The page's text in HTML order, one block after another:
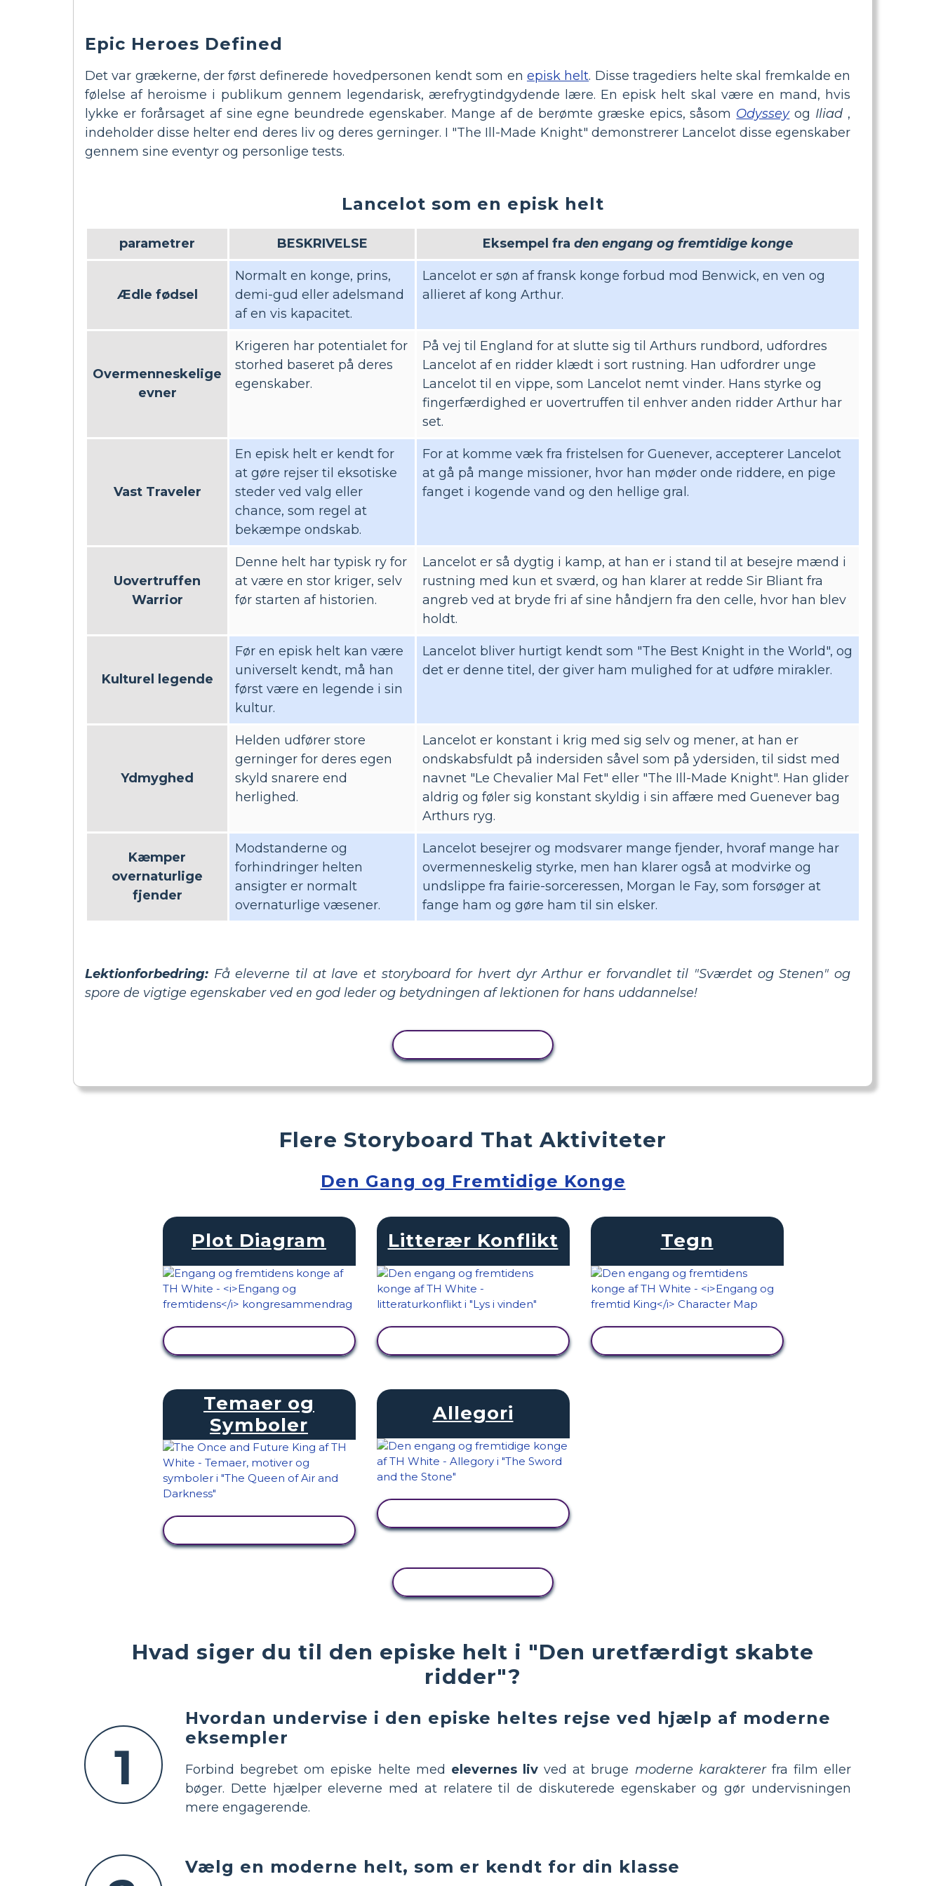
Epic Heroes Defined
Det var grækerne, der først definerede hovedpersonen kendt som en episk helt. Disse tragediers helte skal fremkalde en
følelse af heroisme i publikum gennem legendarisk, ærefrygtindgydende lære. En episk helt skal være en mand, hvis
lykke er forårsaget af sine egne beundrede egenskaber. Mange af de berømte græske epics, såsom Odysseyog Iliad ,
indeholder disse helter end deres liv og deres gerninger. I "The Ill-Made Knight" demonstrerer Lancelot disse egenskaber
gennem sine eventyr og personlige tests.
Lancelot som en episk helt
parametrer BESKRIVELSE Eksempel fra den engang og fremtidige konge
Ædle fødsel
Normalt en konge, prins,
demi-gud eller adelsmand
af en vis kapacitet.
Lancelot er søn af fransk konge forbud mod Benwick, en ven og
allieret af kong Arthur.
Overmenneskelige
evner
Krigeren har potentialet for
storhed baseret på deres
egenskaber.
På vej til England for at slutte sig til Arthurs rundbord, udfordres
Lancelot af en ridder klædt i sort rustning. Han udfordrer unge
Lancelot til en vippe, som Lancelot nemt vinder. Hans styrke og
fingerfærdighed er uovertruffen til enhver anden ridder Arthur har
set.
Vast Traveler
En episk helt er kendt for
at gøre rejser til eksotiske
steder ved valg eller
chance, som regel at
bekæmpe ondskab.
For at komme væk fra fristelsen for Guenever, accepterer Lancelot
at gå på mange missioner, hvor han møder onde riddere, en pige
fanget i kogende vand og den hellige gral.
Uovertruffen
Warrior
Denne helt har typisk ry for
at være en stor kriger, selv
før starten af ​​historien.
Lancelot er så dygtig i kamp, ​​at han er i stand til at besejre mænd i
rustning med kun et sværd, og han klarer at redde Sir Bliant fra
angreb ved at bryde fri af sine håndjern fra den celle, hvor han blev
holdt.
Kulturel legende
Før en episk helt kan være
universelt kendt, må han
først være en legende i sin
kultur.
Lancelot bliver hurtigt kendt som "The Best Knight in the World", og
det er denne titel, der giver ham mulighed for at udføre mirakler.
Ydmyghed
Helden udfører store
gerninger for deres egen
skyld snarere end
herlighed.
Lancelot er konstant i krig med sig selv og mener, at han er
ondskabsfuldt på indersiden såvel som på ydersiden, til sidst med
navnet "Le Chevalier Mal Fet" eller "The Ill-Made Knight". Han glider
aldrig og føler sig konstant skyldig i sin affære med Guenever bag
Arthurs ryg.
Kæmper
overnaturlige
fjender
Modstanderne og
forhindringer helten
ansigter er normalt
overnaturlige væsener.
Lancelot besejrer og modsvarer mange fjender, hvoraf mange har
overmenneskelig styrke, men han klarer også at modvirke og
undslippe fra fairie-sorceressen, Morgan le Fay, som forsøger at
fange ham og gøre ham til sin elsker.
Lektionforbedring: Få eleverne til at lave et storyboard for hvert dyr Arthur er forvandlet til "Sværdet og Stenen" og
spore de vigtige egenskaber ved en god leder og betydningen af ​​lektionen for hans uddannelse!
Hvad siger du til den episke helt i "Den uretfærdigt skabte
ridder"?
1
Hvordan undervise i den episke heltes rejse ved hjælp af moderne
eksempler
Forbind begrebet om episke helte med elevernes livved at bruge moderne karaktererfra film eller
bøger. Dette hjælper eleverne med at relatere til de diskuterede egenskaber og gør undervisningen
mere engagerende.
Vælg en moderne helt, som er kendt for din klasse
Flere Storyboard That Aktiviteter
Den Gang og Fremtidige Konge
Plot Diagram Litterær Konflikt Tegn
Temaer og
Symboler
Allegori